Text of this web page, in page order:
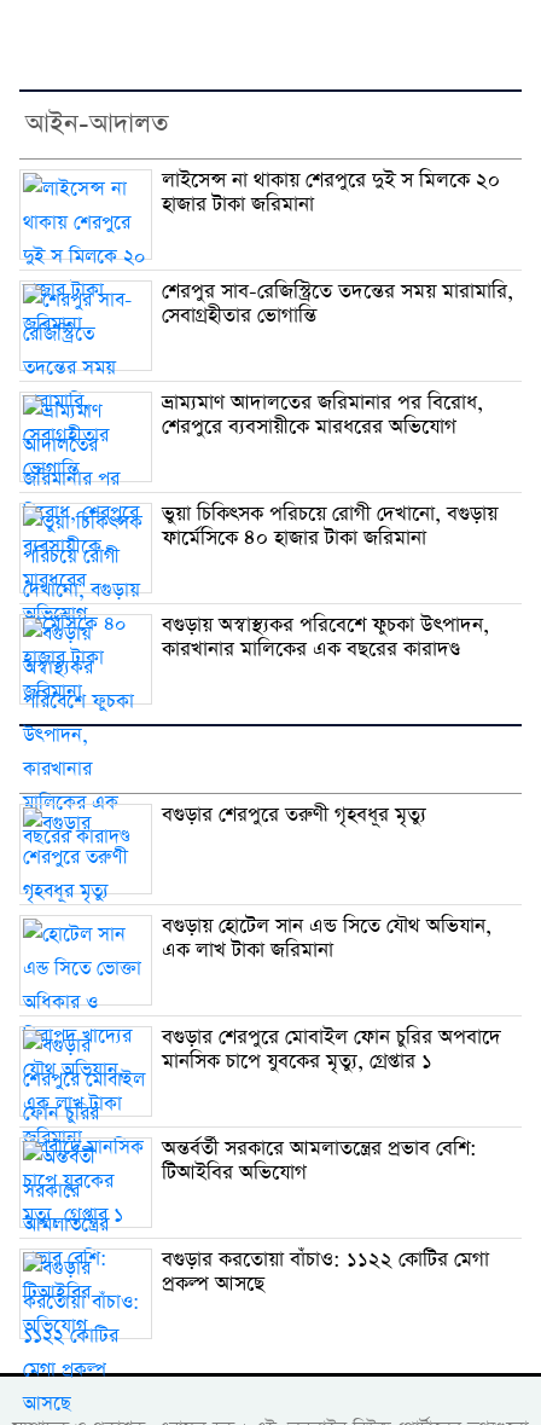
আইন-আদালত
লাইসেন্স না থাকায় শেরপুরে দুই স মিলকে ২০
হাজার টাকা জরিমানা
শেরপুর সাব-রেজিস্ট্রিতে তদন্তের সময় মারামারি,
সেবাগ্রহীতার ভোগান্তি
ভ্রাম্যমাণ আদালতের জরিমানার পর বিরোধ,
শেরপুরে ব্যবসায়ীকে মারধরের অভিযোগ
ভুয়া চিকিৎসক পরিচয়ে রোগী দেখানো, বগুড়ায়
ফার্মেসিকে ৪০ হাজার টাকা জরিমানা
বগুড়ায় অস্বাস্থ্যকর পরিবেশে ফুচকা উৎপাদন,
কারখানার মালিকের এক বছরের কারাদণ্ড
বগুড়ার শেরপুরে তরুণী গৃহবধূর মৃত্যু
বগুড়ায় হোটেল সান এন্ড সিতে যৌথ অভিযান,
এক লাখ টাকা জরিমানা
বগুড়ার শেরপুরে মোবাইল ফোন চুরির অপবাদে
মানসিক চাপে যুবকের মৃত্যু, গ্রেপ্তার ১
অন্তর্বর্তী সরকারে আমলাতন্ত্রের প্রভাব বেশি:
টিআইবির অভিযোগ
বগুড়ার করতোয়া বাঁচাও: ১১২২ কোটির মেগা
প্রকল্প আসছে